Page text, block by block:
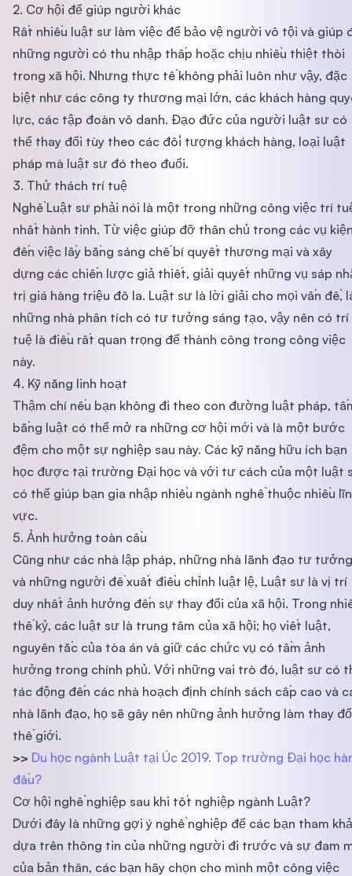
2. Cơ hội để giúp người khác
Rất nhiều luật sư làm việc để bảo vệ người vô tội và giúp
những người có thu nhập thấp hoặc chịu nhiều thiệt thòi
trong xã hội. Nhưng thực tế không phải luôn như vậy, đặc
biệt như các công ty thương mại lớn, các khách hàng
lực, các tập đoàn vô danh. Đạo đức của người luật sư có
thể thay đổi tùy theo các đối tượng khách hàng, loại luật
pháp mà luật sư đó theo đuổi.
3. Thử thách trí tuệ
Nghề Luật sư phải nói là một trong những công việc trí
nhất hành tinh. Từ việc giúp đỡ thân chủ trong các vụ
đến việc lấy bằng sáng chế bí quyết thương mại và xây
dựng các chiến lược giả thiết, giải quyết những vụ sáp
trị giá hàng triệu đô la. Luật sư là lời giải cho mọi vấn đề,
những nhà phân tích có tư tưởng sáng tạo, vậy nên có trí
tuệ là điều rất quan trọng để thành công trong công việc
này.
4. Kỹ năng linh hoạt
Thậm chí nếu bạn không đi theo con đường luật pháp,
bằng luật có thể mở ra những cơ hội mới và là một bước
đệm cho một sự nghiệp sau này. Các kỹ năng hữu ích bạn
học được tại trường Đại học và với tư cách của một luật
có thể giúp bạn gia nhập nhiều ngành nghề thuộc nhiều
vực.
5. Ảnh hưởng toàn cầu
Cũng như các nhà lập pháp, những nhà lãnh đạo tư tưởng
và những người đề xuất điều chỉnh luật lệ, Luật sư là vị trí
duy nhất ảnh hưởng đến sự thay đổi của xã hội. Trong
thế kỷ, các luật sư là trung tâm của xã hội; họ viết luật,
nguyên tắc của tòa án và giữ các chức vụ có tầm ảnh
hưởng trong chính phủ. Với những vai trò đó, luật sư có
tác động đến các nhà hoạch định chính sách cấp cao và
nhà lãnh đạo, họ sẽ gây nên những ảnh hưởng làm thay
thế giới.
>> Du học ngành Luật tại Úc 2019. Top trường Đại học
đầu?
Cơ hội nghề nghiệp sau khi tốt nghiệp ngành Luật?
Dưới đây là những gợi ý nghề nghiệp để các bạn tham
dựa trên thông tin của những người đi trước và sự đam
của bản thân, các bạn hãy chọn cho mình một công việc